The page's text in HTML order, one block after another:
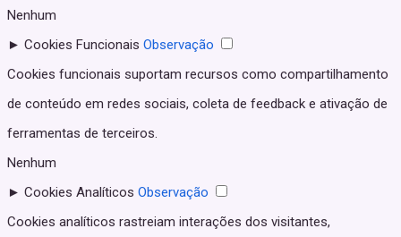
Nenhum
► Cookies Funcionais Observação
Cookies funcionais suportam recursos como compartilhamento
de conteúdo em redes sociais, coleta de feedback e ativação de
ferramentas de terceiros.
Nenhum
► Cookies Analíticos Observação
Cookies analíticos rastreiam interações dos visitantes,